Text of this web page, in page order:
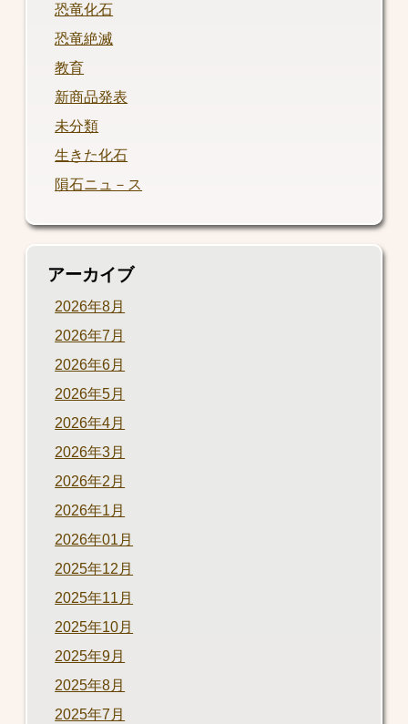
恐竜化石
恐竜絶滅
教育
新商品発表
未分類
生きた化石
隕石ニュ－ス
アーカイブ
2026年8月
2026年7月
2026年6月
2026年5月
2026年4月
2026年3月
2026年2月
2026年1月
2026年01月
2025年12月
2025年11月
2025年10月
2025年9月
2025年8月
2025年7月